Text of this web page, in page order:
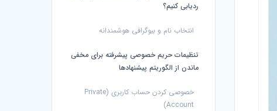
ردیابی کنیم؟
انتخاب نام و بیوگرافی هوشمندانه
تنظیمات حریم خصوصی پیشرفته برای مخفی
ماندن از الگوریتم پیشنهادها
خصوصی کردن حساب کاربری (Private
Account)